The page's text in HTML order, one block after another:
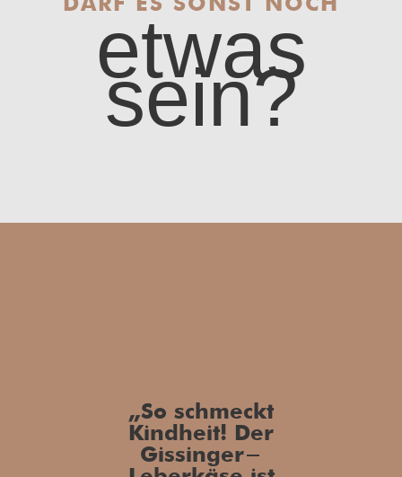
DARF ES SONST NOCH
etwas
sein?
„So schmeckt
Kindheit! Der
Gissinger-